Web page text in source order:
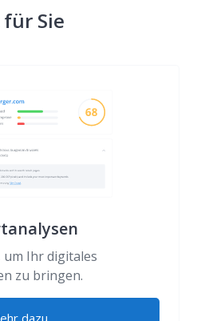
Sie
um Ihr digitales
zu bringen.